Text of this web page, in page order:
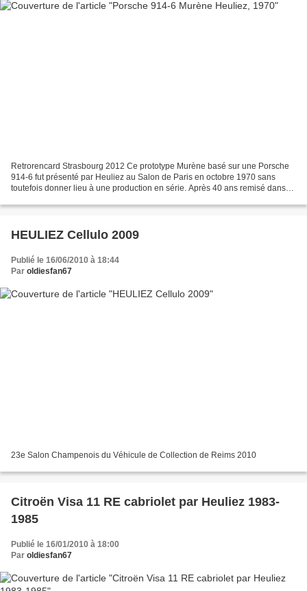
Retrorencard Strasbourg 2012 Ce prototype Murène basé sur une Porsche
914-6 fut présenté par Heuliez au Salon de Paris en octobre 1970 sans
toutefois donner lieu à une production en série. Après 40 ans remisé dans
HEULIEZ Cellulo 2009
Publié le 16/06/2010 à 18:44
Par oldiesfan67
23e Salon Champenois du Véhicule de Collection de Reims 2010
Citroën Visa 11 RE cabriolet par Heuliez 1983-
1985
Publié le 16/01/2010 à 18:00
Par oldiesfan67